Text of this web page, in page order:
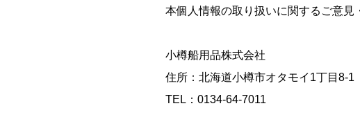
本個人情報の取り扱いに関するご意見
小樽船用品株式会社
住所：北海道小樽市オタモイ1丁目8-1
TEL：0134-64-7011